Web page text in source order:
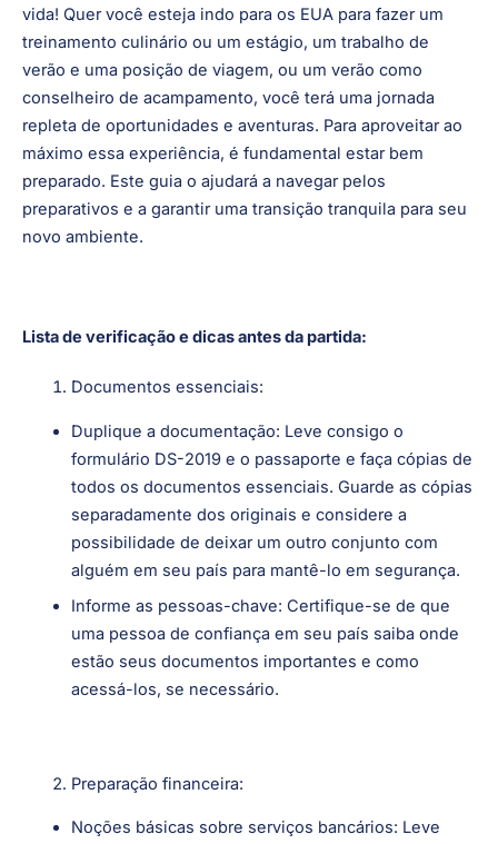
vida! Quer você esteja indo para os EUA para fazer um
treinamento culinário ou um estágio, um trabalho de
verão e uma posição de viagem, ou um verão como
conselheiro de acampamento, você terá uma jornada
repleta de oportunidades e aventuras. Para aproveitar ao
máximo essa experiência, é fundamental estar bem
preparado. Este guia o ajudará a navegar pelos
preparativos e a garantir uma transição tranquila para seu
novo ambiente.
Lista de verificação e dicas antes da partida:
Documentos essenciais:
Duplique a documentação: Leve consigo o
formulário DS-2019 e o passaporte e faça cópias de
todos os documentos essenciais. Guarde as cópias
separadamente dos originais e considere a
possibilidade de deixar um outro conjunto com
alguém em seu país para mantê-lo em segurança.
Informe as pessoas-chave: Certifique-se de que
uma pessoa de confiança em seu país saiba onde
estão seus documentos importantes e como
acessá-los, se necessário.
Preparação financeira:
Noções básicas sobre serviços bancários: Leve